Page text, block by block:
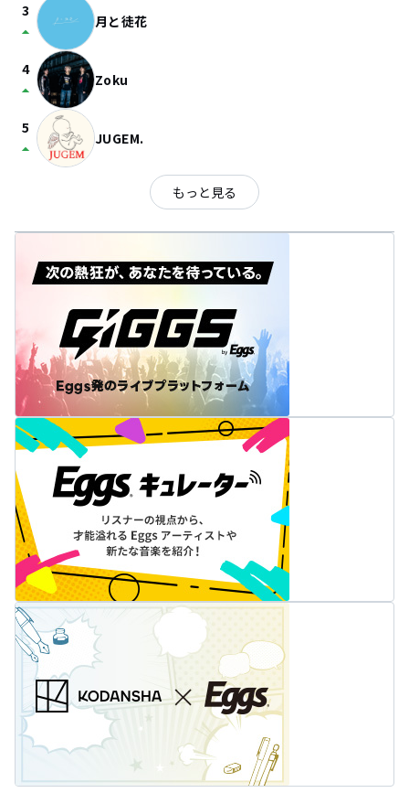
3
arrow_drop_up 月と徒花
4
arrow_drop_up Zoku
5
arrow_drop_up JUGEM.
もっと見る